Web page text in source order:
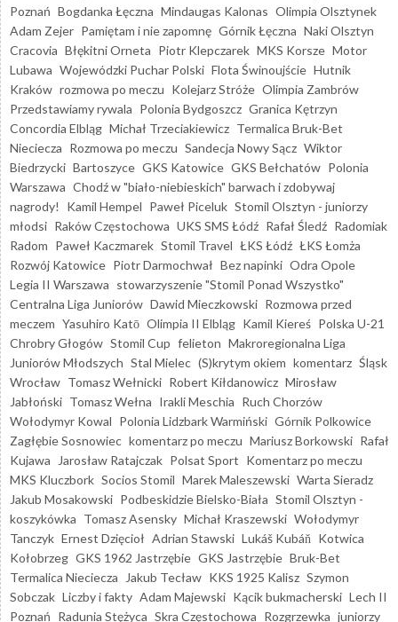
Poznań Bogdanka Łęczna Mindaugas Kalonas Olimpia Olsztynek
Adam Zejer Pamiętam i nie zapomnę Górnik Łęczna Naki Olsztyn
Cracovia Błękitni Orneta Piotr Klepczarek MKS Korsze Motor
Lubawa Wojewódzki Puchar Polski Flota Świnoujście Hutnik
Kraków rozmowa po meczu Kolejarz Stróże Olimpia Zambrów
Przedstawiamy rywala Polonia Bydgoszcz Granica Kętrzyn
Concordia Elbląg Michał Trzeciakiewicz Termalica Bruk-Bet
Nieciecza Rozmowa po meczu Sandecja Nowy Sącz Wiktor
Biedrzycki Bartoszyce GKS Katowice GKS Bełchatów Polonia
Warszawa Chodź w "biało-niebieskich" barwach i zdobywaj
nagrody!
Kamil Hempel Paweł Piceluk Stomil Olsztyn - juniorzy
młodsi Raków Częstochowa UKS SMS Łódź Rafał Śledź Radomiak
Radom Paweł Kaczmarek Stomil Travel ŁKS Łódź ŁKS Łomża
Rozwój Katowice Piotr Darmochwał Bez napinki Odra Opole
Legia II Warszawa stowarzyszenie "Stomil Ponad Wszystko"
Centralna Liga Juniorów Dawid Mieczkowski Rozmowa przed
meczem Yasuhiro Katō Olimpia II Elbląg Kamil Kiereś Polska U-21
Chrobry Głogów Stomil Cup felieton Makroregionalna Liga
Juniorów Młodszych Stal Mielec (S)krytym okiem komentarz Śląsk
Wrocław Tomasz Wełnicki Robert Kiłdanowicz Mirosław
Jabłoński Tomasz Wełna Irakli Meschia Ruch Chorzów
Wołodymyr Kowal Polonia Lidzbark Warmiński Górnik Polkowice
Zagłębie Sosnowiec komentarz po meczu Mariusz Borkowski Rafał
Kujawa
Jarosław Ratajczak Polsat Sport Komentarz po meczu
MKS Kluczbork Socios Stomil Marek Maleszewski Warta Sieradz
Jakub Mosakowski Podbeskidzie Bielsko-Biała Stomil Olsztyn -
koszykówka Tomasz Asensky Michał Kraszewski Wołodymyr
Tanczyk Ernest Dzięcioł Adrian Stawski Lukáš Kubáň Kotwica
Kołobrzeg GKS 1962 Jastrzębie GKS Jastrzębie Bruk-Bet
Termalica Nieciecza
Jakub Tecław KKS 1925 Kalisz Szymon
Sobczak Liczby i fakty Adam Majewski Kącik bukmacherski Lech II
Poznań Radunia Stężyca Skra Częstochowa Rozgrzewka juniorzy